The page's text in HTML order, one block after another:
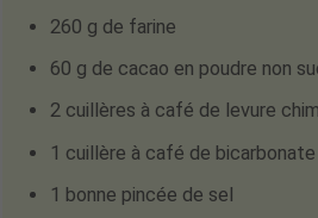
260 g de farine
60 g de cacao en poudre non
2 cuillères à café de levure
1 cuillère à café de bicarbonate
1 bonne pincée de sel